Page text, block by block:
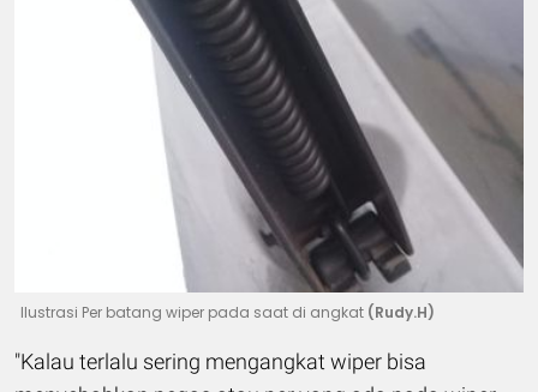
Ilustrasi Per batang wiper pada saat di angkat (Rudy.H)
"Kalau terlalu sering mengangkat wiper bisa